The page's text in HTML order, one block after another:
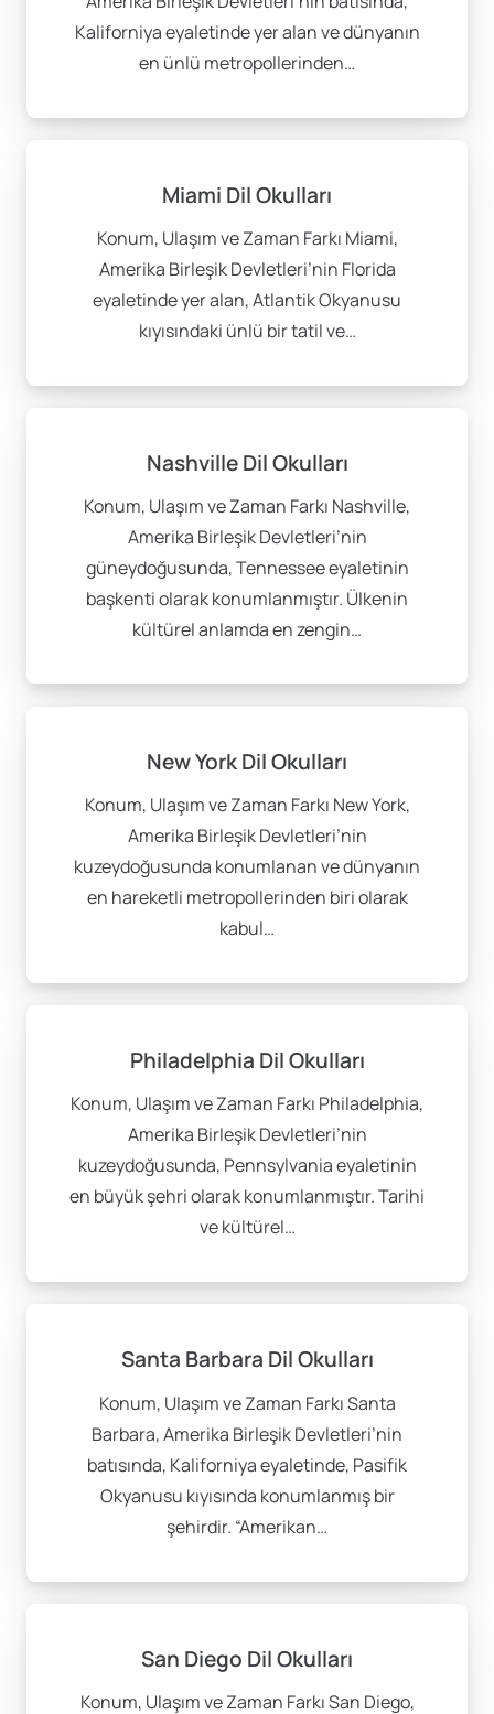
Kaliforniya eyaletinde yer alan ve dünyanın
en ünlü metropollerinden…
Miami Dil Okulları
Konum, Ulaşım ve Zaman Farkı Miami,
Amerika Birleşik Devletleri’nin Florida
eyaletinde yer alan, Atlantik Okyanusu
kıyısındaki ünlü bir tatil ve…
Nashville Dil Okulları
Konum, Ulaşım ve Zaman Farkı Nashville,
Amerika Birleşik Devletleri’nin
güneydoğusunda, Tennessee eyaletinin
başkenti olarak konumlanmıştır. Ülkenin
kültürel anlamda en zengin…
New York Dil Okulları
Konum, Ulaşım ve Zaman Farkı New York,
Amerika Birleşik Devletleri’nin
kuzeydoğusunda konumlanan ve dünyanın
en hareketli metropollerinden biri olarak
kabul…
Philadelphia Dil Okulları
Konum, Ulaşım ve Zaman Farkı Philadelphia,
Amerika Birleşik Devletleri’nin
kuzeydoğusunda, Pennsylvania eyaletinin
en büyük şehri olarak konumlanmıştır. Tarihi
ve kültürel…
Santa Barbara Dil Okulları
Konum, Ulaşım ve Zaman Farkı Santa
Barbara, Amerika Birleşik Devletleri’nin
batısında, Kaliforniya eyaletinde, Pasifik
Okyanusu kıyısında konumlanmış bir
şehirdir. “Amerikan…
San Diego Dil Okulları
Konum, Ulaşım ve Zaman Farkı San Diego,